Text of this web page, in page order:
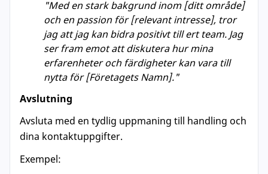
"Med en stark bakgrund inom [ditt område]
och en passion för [relevant intresse], tror
jag att jag kan bidra positivt till ert team. Jag
ser fram emot att diskutera hur mina
erfarenheter och färdigheter kan vara till
nytta för [Företagets Namn]."
Avslutning
Avsluta med en tydlig uppmaning till handling och
dina kontaktuppgifter.
Exempel: